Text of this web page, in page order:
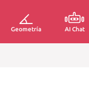
Geometría AI Chat